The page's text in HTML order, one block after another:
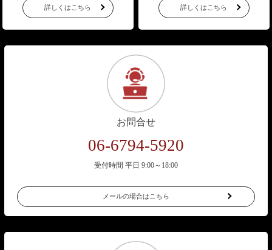
詳しくはこちら 詳しくはこちら
お問合せ
06-6794-5920
受付時間 平日 9:00～18:00
メールの場合はこちら